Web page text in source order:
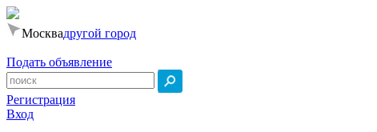
Москвадругой город
Подать объявление
Регистрация
Вход